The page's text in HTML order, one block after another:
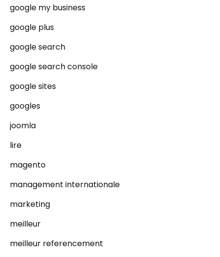
google my business
google plus
google search
google search console
google sites
googles
joomla
lire
magento
management internationale
marketing
meilleur
meilleur referencement